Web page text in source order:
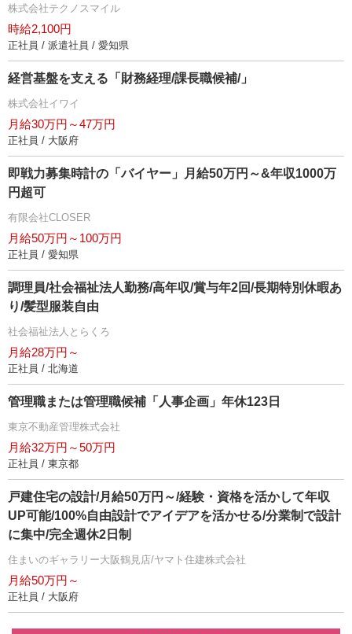
株式会社テクノスマイル
時給2,100円
正社員 / 派遣社員 / 愛知県
経営基盤を支える「財務経理/課長職候補/」
株式会社イワイ
月給30万円～47万円
正社員 / 大阪府
即戦力募集時計の「バイヤー」月給50万円～&年収1000万
円超可
有限会社CLOSER
月給50万円～100万円
正社員 / 愛知県
調理員/社会福祉法人勤務/高年収/賞与年2回/長期特別休暇あ
り/髪型服装自由
社会福祉法人とらくろ
月給28万円～
正社員 / 北海道
管理職または管理職候補「人事企画」年休123日
東京不動産管理株式会社
月給32万円～50万円
正社員 / 東京都
戸建住宅の設計/月給50万円～/経験・資格を活かして年収
UP可能/100%自由設計でアイデアを活かせる/分業制で設計
に集中/完全週休2日制
住まいのギャラリー大阪鶴見店/ヤマト住建株式会社
月給50万円～
正社員 / 大阪府